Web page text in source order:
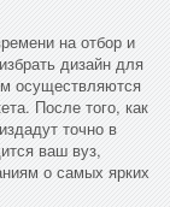
на отбор и
дизайн для
осуществляются
После того, как
точно в
ваш вуз,
о самых ярких